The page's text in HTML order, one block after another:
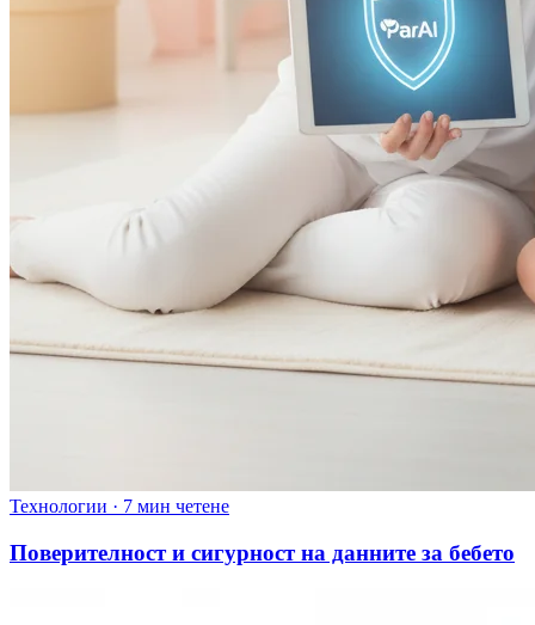
Технологии · 7 мин четене
Поверителност и сигурност на данните за бебето